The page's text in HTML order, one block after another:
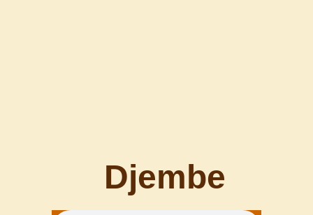
Djembe